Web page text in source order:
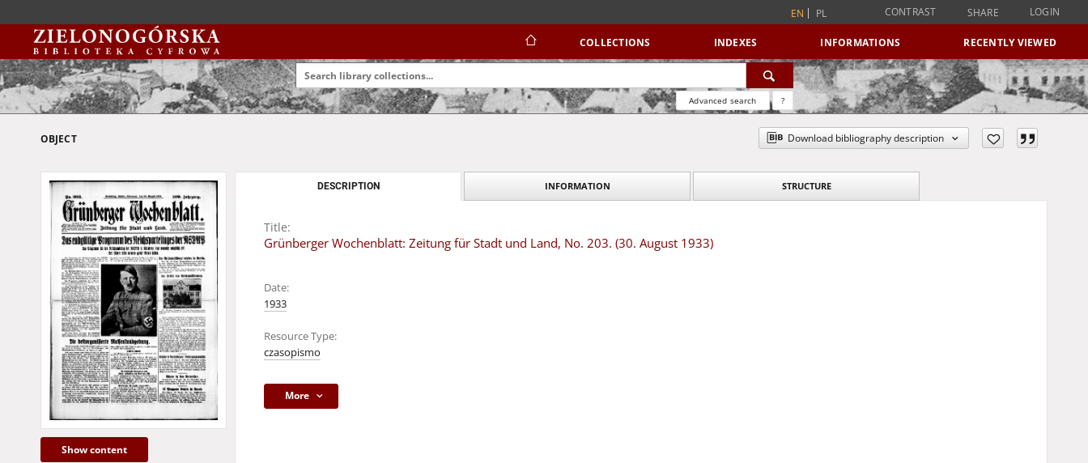
EN PL CONTRAST SHARE LOGIN
COLLECTIONS INDEXES INFORMATIONS RECENTLY VIEWED
Advanced search ?
OBJECT Download bibliography description
Show content
DESCRIPTION INFORMATION STRUCTURE
Title:
Grünberger Wochenblatt: Zeitung für Stadt und Land, No. 203. (30. August 1933)
Date:
1933
Resource Type:
czasopismo
More